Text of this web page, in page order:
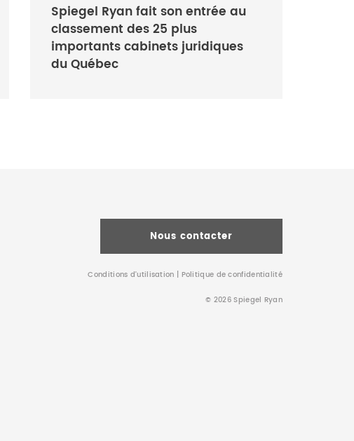
Spiegel Ryan fait son entrée au
classement des 25 plus
importants cabinets juridiques
du Québec
Nous contacter
Conditions d’utilisation Politique de confidentialité
© 2026 Spiegel Ryan